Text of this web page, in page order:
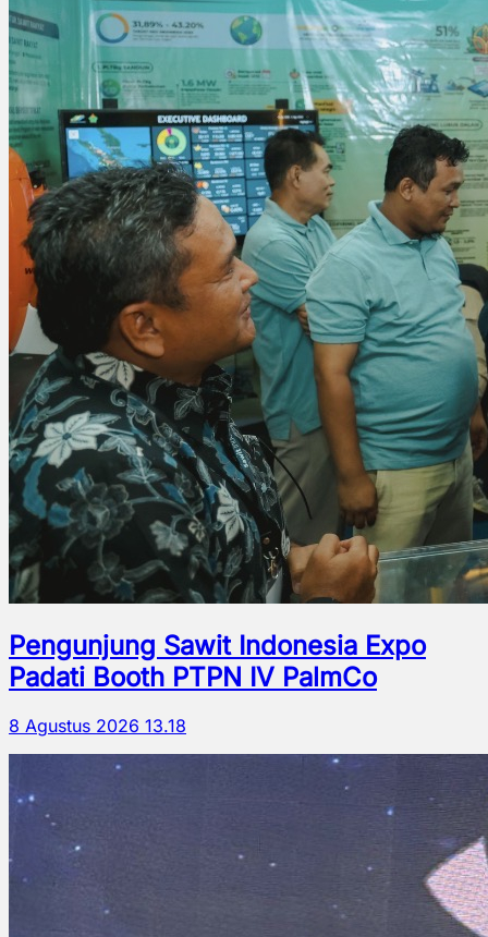
Pengunjung Sawit Indonesia Expo
Padati Booth PTPN IV PalmCo
8 Agustus 2026 13.18